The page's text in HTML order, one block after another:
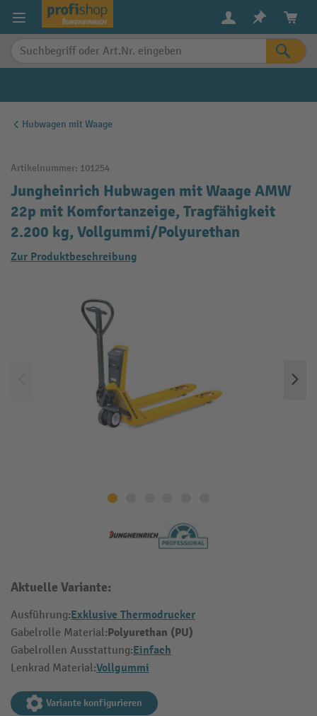
springen
Hubwagen mit Waage
Artikelnummer: 101254
Jungheinrich Hubwagen mit Waage AMW
22p mit Komfortanzeige, Tragfähigkeit
2.200 kg, Vollgummi/Polyurethan
Zur Produktbeschreibung
Aktuelle Variante:
Ausführung:Exklusive Thermodrucker
Gabelrolle Material:Polyurethan (PU)
Gabelrollen Ausstattung:Einfach
Lenkrad Material:Vollgummi
Variante konfigurieren